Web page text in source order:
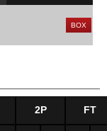
BOX
2P FT